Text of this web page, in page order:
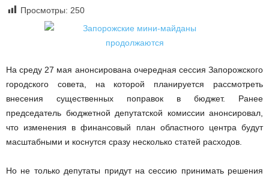
Просмотры: 250
На среду 27 мая анонсирована очередная сессия Запорожского
городского совета, на которой планируется рассмотреть
внесения существенных поправок в бюджет. Ранее
председатель бюджетной депутатской комиссии анонсировал,
что изменения в финансовый план областного центра будут
масштабными и коснутся сразу несколько статей расходов.
Но не только депутаты придут на сессию принимать решения